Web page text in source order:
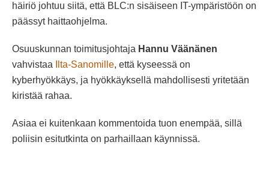
häiriö johtuu siitä, että BLC:n sisäiseen IT-ympäristöön on
päässyt haittaohjelma.
Osuuskunnan toimitusjohtaja Hannu Väänänen
vahvistaa
Ilta-Sanomille, että kyseessä on
kyberhyökkäys, ja hyökkäyksellä mahdollisesti yritetään
kiristää rahaa.
Asiaa ei kuitenkaan kommentoida tuon enempää, sillä
poliisin esitutkinta on parhaillaan käynnissä.